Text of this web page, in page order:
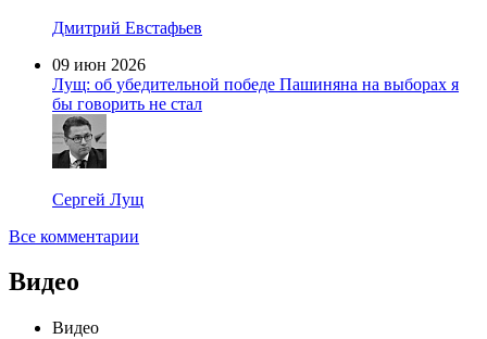
Дмитрий Евстафьев
09 июн 2026
Лущ: об убедительной победе Пашиняна на выборах я
бы говорить не стал
Сергей Лущ
Все комментарии
Видео
Видео